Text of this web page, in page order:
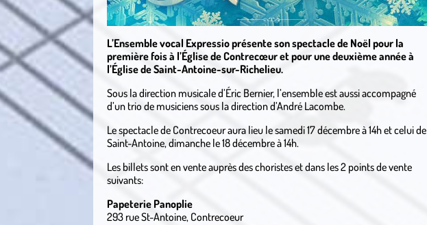
L’Ensemble vocal Expressio présente son spectacle de Noël pour la
première fois à l’Église de Contrecœur et pour une deuxième année à
l’Église de Saint-Antoine-sur-Richelieu.
Sous la direction musicale d’Éric Bernier, l’ensemble est aussi accompagné
d’un trio de musiciens sous la direction d’André Lacombe.
Le spectacle de Contrecoeur aura lieu le samedi 17 décembre à 14h et celui de
Saint-Antoine, dimanche le 18 décembre à 14h.
Les billets sont en vente auprès des choristes et dans les 2 points de vente
suivants:
Papeterie Panoplie
293 rue St-Antoine, Contrecoeur